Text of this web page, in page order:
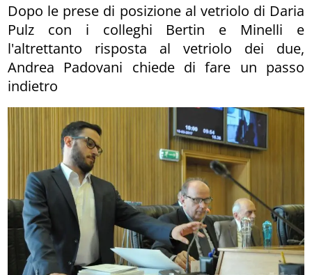
Dopo le prese di posizione al vetriolo di Daria
Pulz con i colleghi Bertin e Minelli e
l'altrettanto risposta al vetriolo dei due,
Andrea Padovani chiede di fare un passo
indietro